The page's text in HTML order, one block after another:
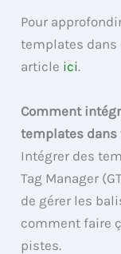
Pour
templates dans
article ici.
Comment
templates dans
Intégrer des
Tag Manager
de gérer les
comment faire
pistes.